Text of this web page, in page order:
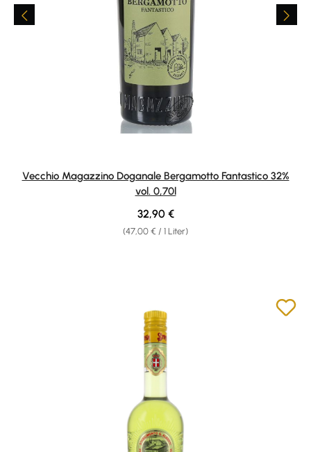
Vecchio Magazzino Doganale Bergamotto Fantastico 32%
vol. 0,70l
(47,00 € / 1 Liter)
Regulärer Preis:
32,90 €